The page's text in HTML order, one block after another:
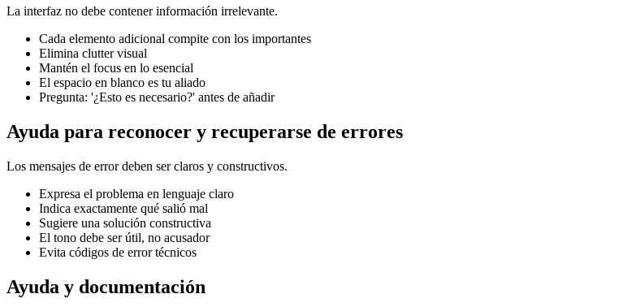
La interfaz no debe contener información irrelevante.
Cada elemento adicional compite con los importantes
Elimina clutter visual
Mantén el focus en lo esencial
El espacio en blanco es tu aliado
Pregunta: '¿Esto es necesario?' antes de añadir
Ayuda para reconocer y recuperarse de errores
Los mensajes de error deben ser claros y constructivos.
Expresa el problema en lenguaje claro
Indica exactamente qué salió mal
Sugiere una solución constructiva
El tono debe ser útil, no acusador
Evita códigos de error técnicos
Ayuda y documentación